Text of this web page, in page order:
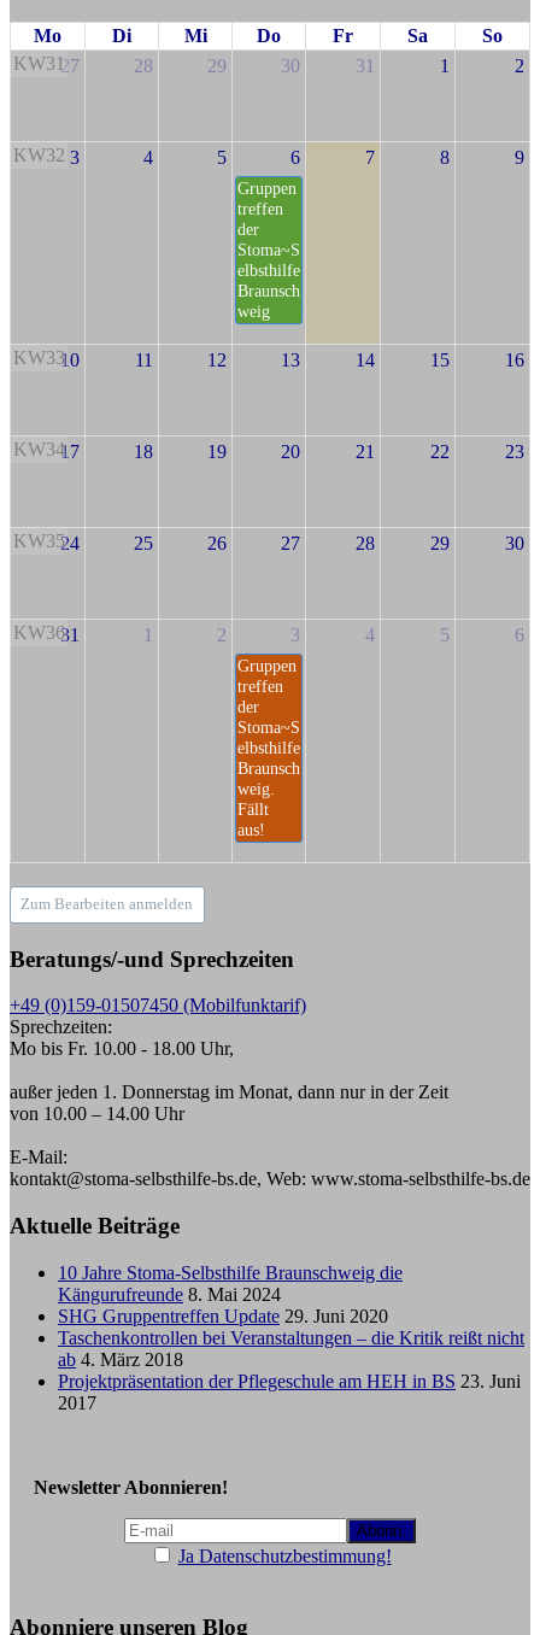
Mo Di Mi Do Fr Sa
So
KW3127 28 29 30 31 1 2
KW32 3 4 5 6
Gruppen
treffen
der
Stoma~S
elbsthilfe
Braunsch
weig
7 8 9
KW3310 11 12 13 14 15 16
KW3417 18 19 20 21 22 23
KW3524 25 26 27 28 29 30
KW3631 1 2 3
Gruppen
treffen
der
Stoma~S
elbsthilfe
Braunsch
weig.
Fällt
aus!
4 5 6
Zum Bearbeiten anmelden
Beratungs/-und Sprechzeiten
+49 (0)159-01507450 (Mobilfunktarif)
Sprechzeiten:
Mo bis Fr. 10.00 - 18.00 Uhr,
außer jeden 1. Donnerstag im Monat, dann nur in der Zeit
von 10.00 – 14.00 Uhr
E-Mail:
kontakt@stoma-selbsthilfe-bs.de, Web: www.stoma-selbsthilfe-bs.de
Aktuelle Beiträge
10 Jahre Stoma-Selbsthilfe Braunschweig die
Kängurufreunde 8. Mai 2024
SHG Gruppentreffen Update 29. Juni 2020
Taschenkontrollen bei Veranstaltungen – die Kritik reißt nicht
ab 4. März 2018
Projektpräsentation der Pflegeschule am HEH in BS 23. Juni
2017
Newsletter Abonnieren!
Ja Datenschutzbestimmung!
Abonniere unseren Blog